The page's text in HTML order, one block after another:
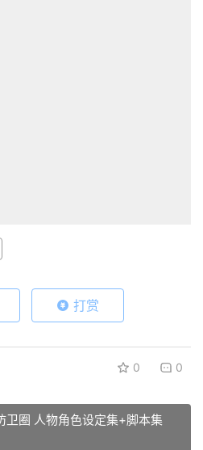
打赏
0 0
卫圈 人物角色设定集+脚本集